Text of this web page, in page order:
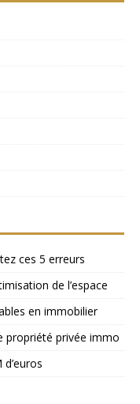
ces 5 erreurs
de l’espace
en immobilier
propriété privée immo